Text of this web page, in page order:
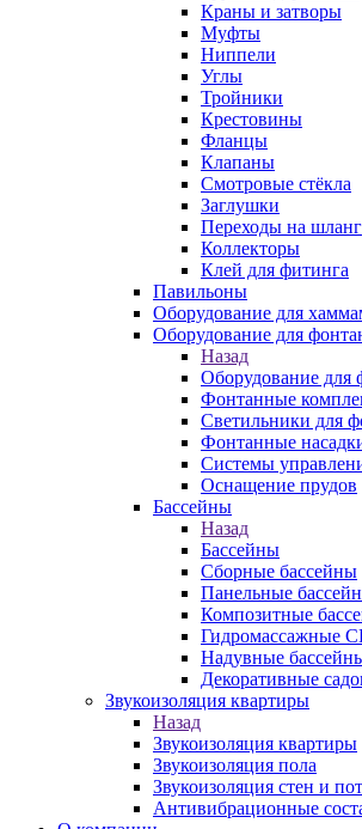
Краны и затворы
Муфты
Ниппели
Углы
Тройники
Крестовины
Фланцы
Клапаны
Смотровые стёкла
Заглушки
Переходы на шланг
Коллекторы
Клей для фитинга
Павильоны
Оборудование для
Оборудование для
Назад
Оборудование для
Фонтанные
Светильники для
Фонтанные
Системы
Оснащение прудов
Бассейны
Назад
Бассейны
Сборные бассейны
Панельные
Композитные
Гидромассажные
Надувные
Декоративные
Звукоизоляция квартиры
Назад
Звукоизоляция квартиры
Звукоизоляция пола
Звукоизоляция стен и
Антивибрационные